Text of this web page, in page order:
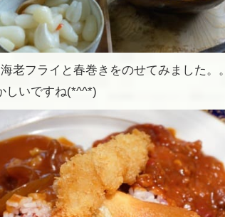
老フライと春巻きをのせてみました。。
しいですね(*^^*)